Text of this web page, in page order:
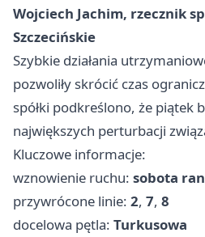
Wojciech Jachim, rzecznik
Szczecińskie
Szybkie działania
pozwoliły skrócić czas
spółki podkreślono, że piątek
największych perturbacji
Kluczowe informacje:
wznowienie ruchu: sobota
przywrócone linie: 2, 7, 8
docelowa pętla: Turkusowa